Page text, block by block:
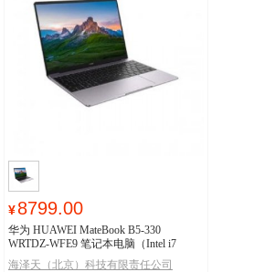
¥8799.00
华为 HUAWEI MateBook B5-330
WRTDZ-WFE9 笔记本电脑（Intel i7
16GB+512GB Win11H）
海泽天（北京）科技有限责任公司